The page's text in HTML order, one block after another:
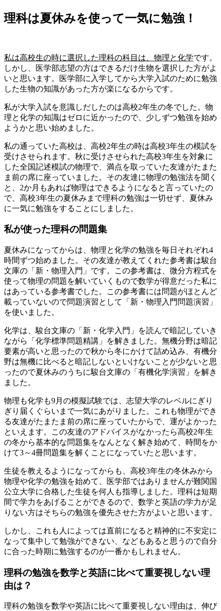
理科は夏休みを使って一気に勉強！
私は高校生の時に選択した理科の科目は、物理と化学です。
しかし、
医学部志望の方はできるだけ生物を選択した方がよ
いと思います。医学部に入学してから大学入試のために勉強
した生物の知識があった方が楽になるからです。
私が大学入試を意識しだしたのは高校2年生の冬でした。物
理と化学の知識はゼロに近かったので、少しずつ勉強を始め
ようかと思い始めました。
私の通っていた高校は、高校2年生の時は高校3年生の模試を
受けさせられます。秋に受けさせられた高校3年生を対象に
した全国記述模試の物理で、満点を取っていた友達がたまた
ま前の席に座っていました。その友達に物理の勉強法を聞く
と、 2か月もあれば物理はできるようになる と言っていたの
で、高校3年生の夏休みまで理科の勉強は一切せず、 夏休み
に一気に勉強をする ことにしました。
私が使った理科の問題集
夏休みになってからは、 物理と化学の勉強を毎日それぞれ4
時間ずつ始めました。その友達が教えてくれた参考書は駿台
文庫の「新・物理入門」 です。この参考書は、微分方程式を
使って物理の問題を解いていくもので数学が得意だった私に
はあっている参考書でした。この参考書には問題がほとんど
載っていないので問題演習として
「新・物理入門問題演習」
を使いました。
化学は、 駿台文庫の「新・化学入門」
を読んで暗記していき
ながら
「化学標準問題精講」
を解きました。無機分野は暗記
要素が高いと思ったので秋から冬にかけて詰め込み、有機分
野は無機に比べると暗記しないといけないことが少ないと思
ったので夏休みのうちに駿台文庫の「有機化学演習」
を解き
ました。
物理も化学も9月の模擬試験では、志望大学のレベルにぎり
ぎり届くぐらいまで一気にあがりました。これも物理ができ
る友達がたまたま前の席に座っていたからで、運がよかった
といえます。この友達のアドバイスがなかったら高校2年生
の冬から基本的な問題集をなんとなく解き始めて、時間をか
けて3～4冊問題集を解くことになっていたと思います。
生徒を教えるようになってからも、高校3年生の冬休みから
物理や化学の勉強を始めて、医学部ではありませんが難関国
公立大学に合格した生徒を何人も指導しました。 理科は短期
間で学力をあげることができるので、数学と英語の学力が足
りない方はそちらの勉強を優先させた方がよいと思います。
しかし、これも人によっては直前になると精神的に不安定に
なって集中して勉強ができない、などもあると思うので自分
に合った時期に勉強するのが一番かもしれません。
理科の勉強を数学と英語に比べて重要視しない理
由は？
理科の勉強を数学や英語に比べて重要視しない理由は、伸び